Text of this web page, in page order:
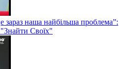
зараз наша найбільша проблема”:
Своїх"